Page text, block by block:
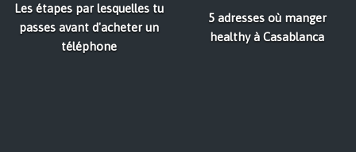
Les étapes par lesquelles tu
passes avant d'acheter un
téléphone
5 adresses où manger
healthy à Casablanca